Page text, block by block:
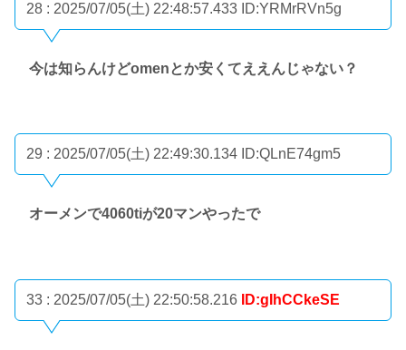
28 : 2025/07/05(土) 22:48:57.433 ID:YRMrRVn5g
今は知らんけどomenとか安くてええんじゃない？
29 : 2025/07/05(土) 22:49:30.134 ID:QLnE74gm5
オーメンで4060tiが20マンやったで
33 : 2025/07/05(土) 22:50:58.216 ID:gIhCCkeSE